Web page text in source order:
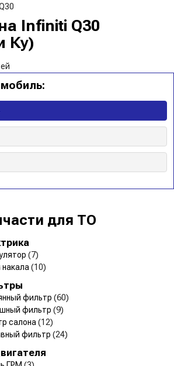
Infiniti Q30
Ку)
для ТО
(7)
(10)
фильтр (60)
фильтр (9)
салона (12)
фильтр (24)